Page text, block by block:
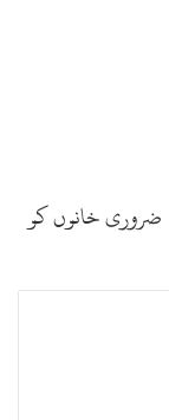
ضروری خانوں کو